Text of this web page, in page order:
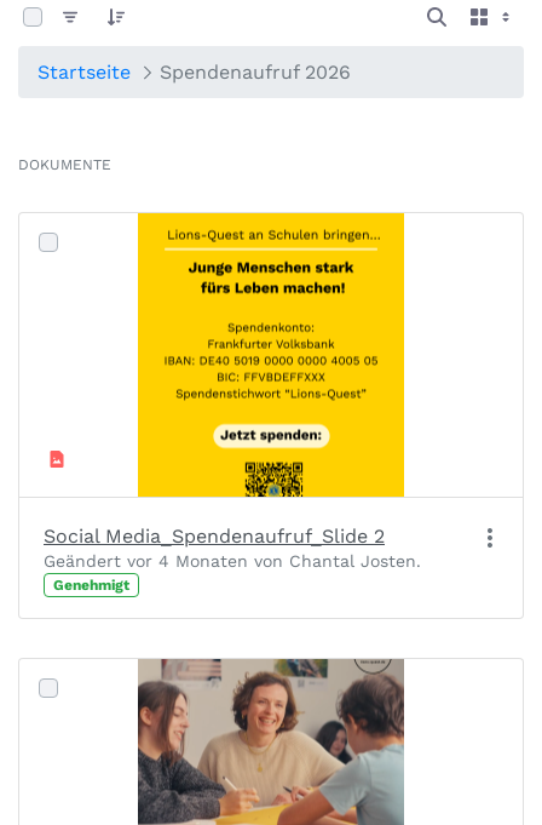
0 von 6 Elemente ausgewählt
Startseite Spendenaufruf 2026
DOKUMENTE
Social Media_Spendenaufruf_Slide 2
Geändert vor 4 Monaten von Chantal Josten.
Genehmigt